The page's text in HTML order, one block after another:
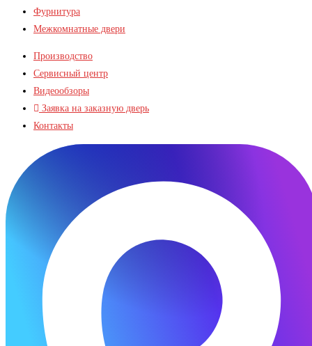
Фурнитура
Межкомнатные двери
Производство
Сервисный центр
Видеообзоры
Заявка на заказную дверь
Контакты